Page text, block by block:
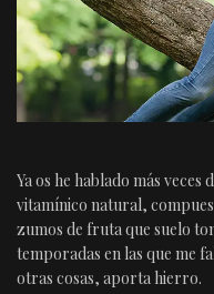
Ya os he hablado más veces
vitamínico natural,
zumos de fruta que suelo
temporadas en las que me
otras cosas, aporta hierro.